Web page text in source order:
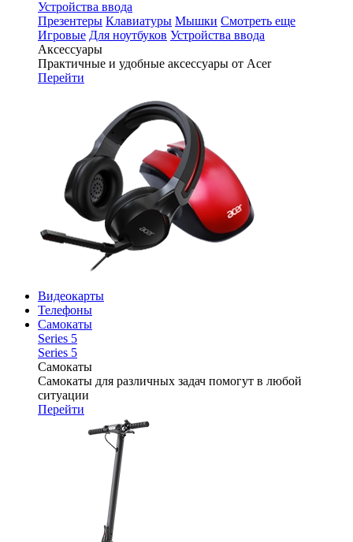
Устройства ввода
Презентеры Клавиатуры Мышки Смотреть еще
Игровые Для ноутбуков Устройства ввода
Аксессуары
Практичные и удобные аксессуары от Acer
Перейти
Видеокарты
Телефоны
Самокаты
Series 5
Series 5
Самокаты
Самокаты для различных задач помогут в любой
ситуации
Перейти